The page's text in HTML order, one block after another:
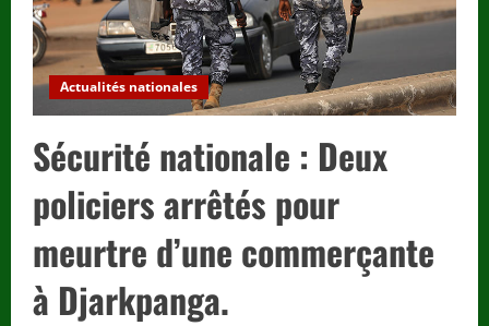
Actualités nationales
Sécurité nationale : Deux
policiers arrêtés pour
meurtre d’une commerçante
à Djarkpanga.